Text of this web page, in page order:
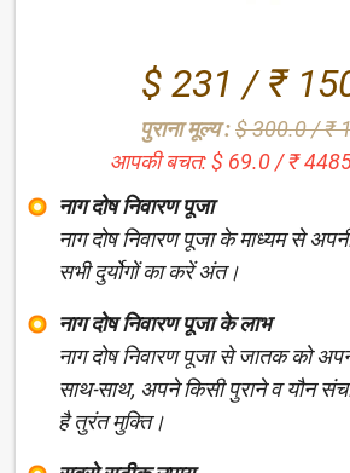
$ 231 / ₹
पुराना मूल्य :$ 300.0 / ₹
आपकी बचत: $ 69.0 / ₹
नाग दोष निवारण पूजा
नाग दोष निवारण पूजा के माध्यम से
सभी दुर्योगों का करें अंत।
नाग दोष निवारण पूजा के लाभ
नाग दोष निवारण पूजा से जातक को
साथ-साथ, अपने किसी पुराने व यौन
है तुरंत मुक्ति।